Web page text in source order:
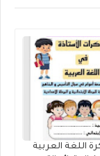
اللغة العربية